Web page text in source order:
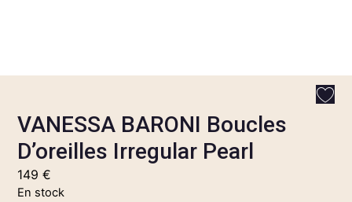
VANESSA BARONI Boucles
D’oreilles Irregular Pearl
149€
En stock